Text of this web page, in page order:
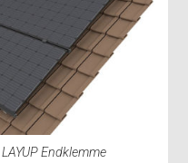
LAYUP Endklemme